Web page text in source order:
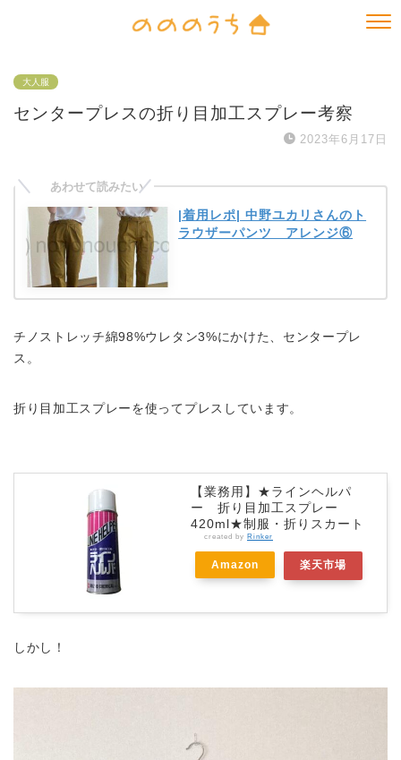
大人服
センタープレスの折り目加工スプレー考察
2023年6月17日
|着用レポ| 中野ユカリさんのト
ラウザーパンツ アレンジ⑥
チノストレッチ綿98%ウレタン3%にかけた、センタープレ
ス。
折り目加工スプレーを使ってプレスしています。
【業務用】★ラインヘルパ
ー 折り目加工スプレー
420ml★制服・折りスカート
created by Rinker
Amazon 楽天市場
しかし！